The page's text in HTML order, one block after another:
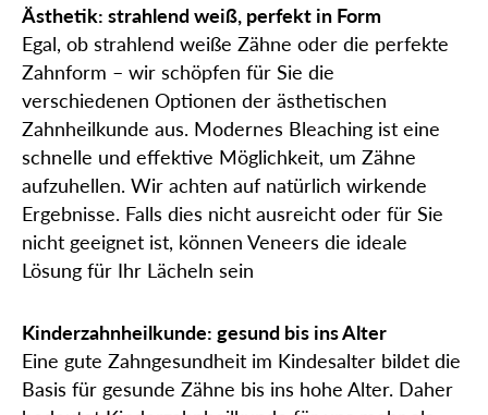
Ästhetik: strahlend weiß, perfekt in Form
Egal, ob strahlend weiße Zähne oder die perfekte
Zahnform – wir schöpfen für Sie die
verschiedenen Optionen der ästhetischen
Zahnheilkunde aus. Modernes Bleaching ist eine
schnelle und effektive Möglichkeit, um Zähne
aufzuhellen. Wir achten auf natürlich wirkende
Ergebnisse. Falls dies nicht ausreicht oder für Sie
nicht geeignet ist, können Veneers die ideale
Lösung für Ihr Lächeln sein
Kinderzahnheilkunde: gesund bis ins Alter
Eine gute Zahngesundheit im Kindesalter bildet die
Basis für gesunde Zähne bis ins hohe Alter. Daher